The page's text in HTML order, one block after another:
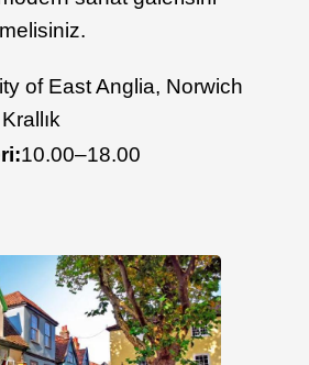
of East Anglia, Norwich
10.00–18.00